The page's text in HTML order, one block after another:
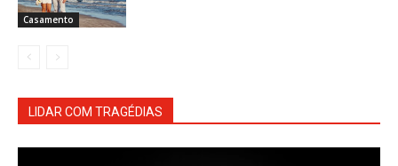
Casamento
LIDAR COM TRAGÉDIAS